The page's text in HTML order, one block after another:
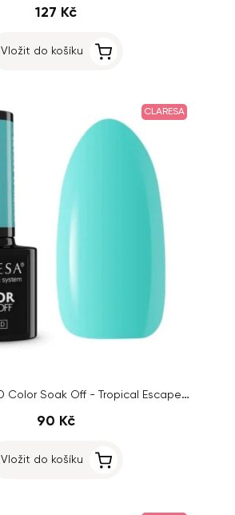
127 Kč
Vložit do košíku
CLARESA
Claresa UV/LED Color Soak Off - Tropical Escape 6, 5g
90 Kč
Vložit do košíku